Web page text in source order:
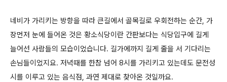
네비가 가리키는 방향을 따라 큰길에서 골목길로 우회전하는 순간, 가
장먼저 눈에 들어온 것은 황소식당이란 간판보다는 식당입구에 길게
늘어선 사람들의 모습이었습니다. 길가에까지 길게 줄을 서 기다리는
손님들이었지요. 저녁때를 한참 넘어 8시를 가리키고 있는데도 문전성
시를 이루고 있는 음식점, 과연 제대로 찾아온 것일까요.